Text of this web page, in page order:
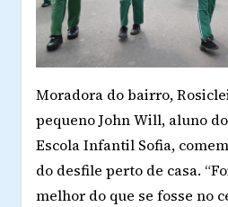
Moradora do bairro,
pequeno John Will, aluno
Escola Infantil Sofia,
do desfile perto de casa.
melhor do que se fosse no